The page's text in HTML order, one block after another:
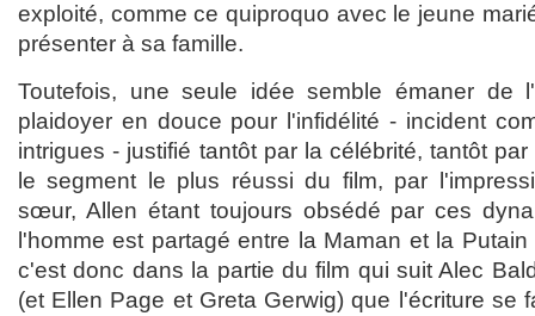
exploité, comme ce quiproquo avec le jeune
présenter à sa famille.
Toutefois, une seule idée semble émaner de
plaidoyer en douce pour l'infidélité - incident
intrigues - justifié tantôt par la célébrité, tantôt
le segment le plus réussi du film, par
sœur, Allen étant toujours obsédé par ces
l'homme est partagé entre la Maman et la
c'est donc dans la partie du film qui suit Alec
(et Ellen Page et Greta Gerwig) que l'écriture se